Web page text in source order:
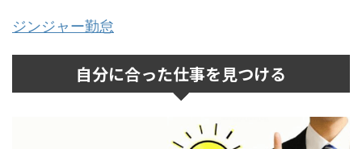
ジンジャー勤怠
自分に合った仕事を見つける